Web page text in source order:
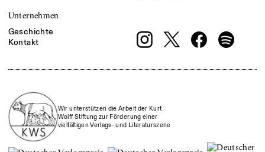
Unternehmen
Geschichte
Kontakt
Wir unterstützen die Arbeit der Kurt
Wolff Stiftung zur Förderung einer
vielfältigen Verlags- und Literaturszene